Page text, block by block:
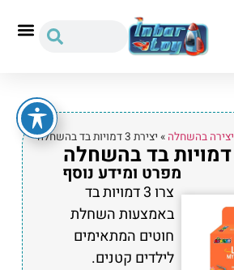
יצירה בהשחלה » יצירת 3 דמויות בד בהשחלה
מפרט ומידע נוסף
צרו 3 דמויות בד
באמצעות השחלת
חוטים המתאימים
לילדים קטנים.